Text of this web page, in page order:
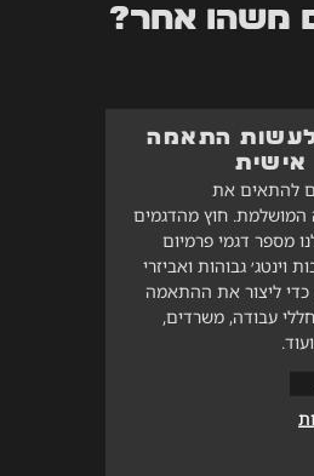
משהו אחר?
התאמה
אישית
להתאים את
המושלמת. חוץ מהדגמים
מספר דגמי פרמיום
וינטג׳ גבוהות ואביזרי
כדי ליצור את ההתאמה
עבודה, משרדים,